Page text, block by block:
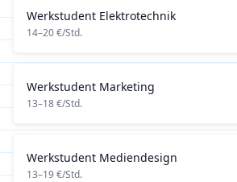
Werkstudent Elektrotechnik
14–20€/Std.
Werkstudent Marketing
13–18€/Std.
Werkstudent Mediendesign
13–19€/Std.